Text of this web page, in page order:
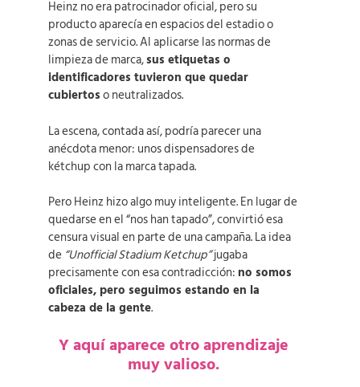
Heinz no era patrocinador oficial, pero su
producto aparecía en espacios del estadio o
zonas de servicio. Al aplicarse las normas de
limpieza de marca,sus etiquetas o
identificadores tuvieron que quedar
cubiertoso neutralizados.
La escena, contada así, podría parecer una
anécdota menor: unos dispensadores de
kétchup con la marca tapada.
Pero Heinz hizo algo muy inteligente. En lugar de
quedarse en el “nos han tapado”, convirtió esa
censura visual en parte de una campaña. La idea
de “Unofficial Stadium Ketchup”jugaba
precisamente con esa contradicción: no somos
oficiales, pero seguimos estando en la
cabeza de la gente.
Y aquí aparece otro aprendizaje
muy valioso.